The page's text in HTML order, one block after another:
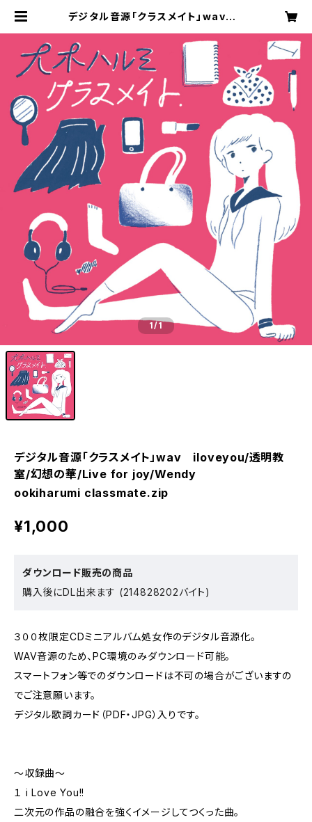
デジタル音源「クラスメイト」wav il
or joy/Wendy | 大木荘１０１
1/1
デジタル音源「クラスメイト」wav iloveyou/透明教
室/幻想の華/Live for joy/Wendy
ookiharumi classmate.zip
¥1,000
ダウンロード販売の商品
購入後にDL出来ます (214828202バイト)
３００枚限定CDミニアルバム処女作のデジタル音源化。
WAV音源のため、PC環境のみダウンロード可能。
スマートフォン等でのダウンロードは不可の場合がございますの
でご注意願います。
デジタル歌詞カード（PDF・JPG）入りです。
〜収録曲〜
１ i Love You!!
二次元の作品の融合を強くイメージしてつくった曲。